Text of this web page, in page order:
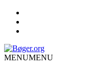
MENUMENU